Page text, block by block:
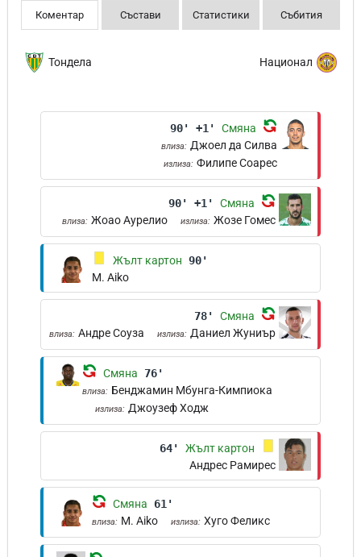
Коментар Състави Статистики Събития
Тондела Национал
90' +1' Смяна
влиза: Джоел да Силва
излиза: Филипе Соарес
90' +1' Смяна
влиза: Жоао Аурелио излиза: Жозе Гомес
Жълт картон 90'
M. Aiko
78' Смяна
влиза: Андре Соуза излиза: Даниел Жуниър
Смяна 76'
влиза: Бенджамин Мбунга-Кимпиока
излиза: Джоузеф Ходж
64'
Жълт картон
Андрес Рамирес
Смяна 61'
влиза: M. Aiko излиза: Хуго Феликс